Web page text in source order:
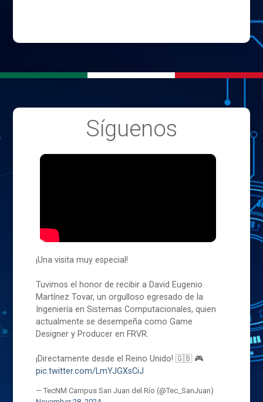
Síguenos
¡Una visita muy especial!
Tuvimos el honor de recibir a David Eugenio
Martínez Tovar, un orgulloso egresado de la
Ingeniería en Sistemas Computacionales, quien
actualmente se desempeña como Game
Designer y Producer en FRVR.
¡Directamente desde el Reino Unido! 🇬🇧 🎮
pic.twitter.com/LmYJGXsCiJ
— TecNM Campus San Juan del Río (@Tec_SanJuan)